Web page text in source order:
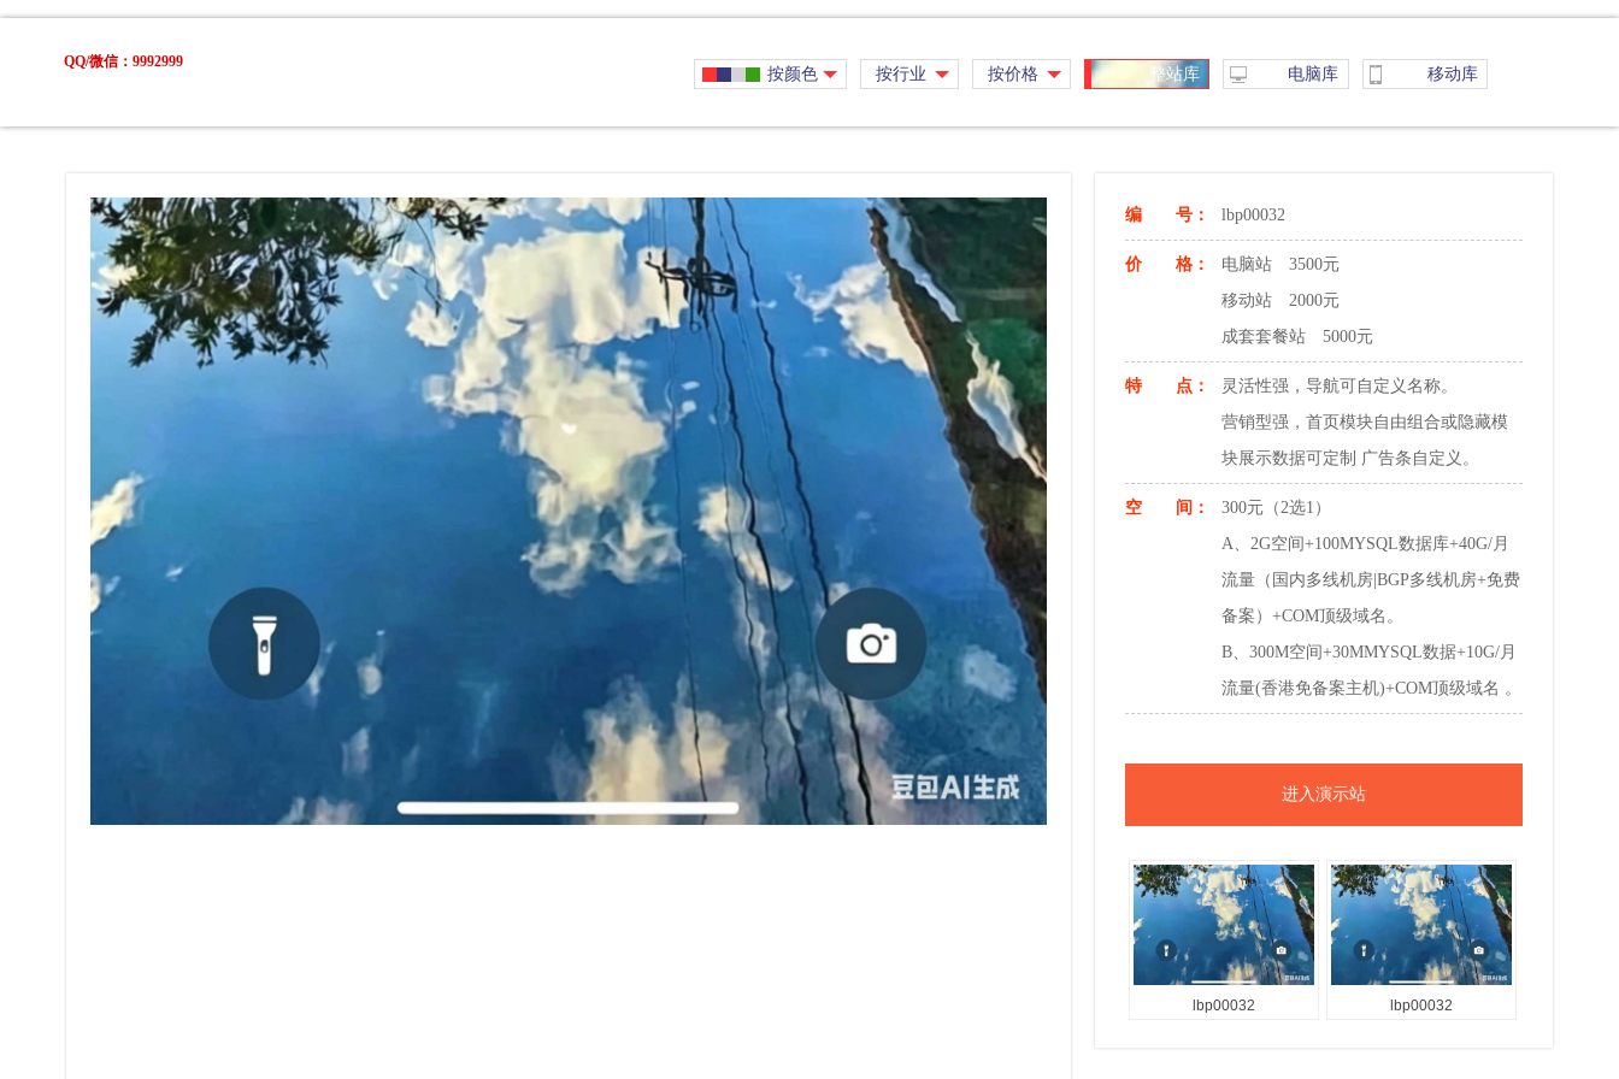
QQ/微信：9992999
按颜色 按行业 按价格 整站库 电脑库 移动库
编 号： lbp00032
价 格：
电脑站 3500元
移动站 2000元
成套套餐站 5000元
特 点：
灵活性强，导航可自定义名称。
营销型强，首页模块自由组合或隐藏模
块展示数据可定制 广告条自定义。
空 间：
300元（2选1）
A、2G空间+100MYSQL数据库+40G/月
流量（国内多线机房|BGP多线机房+免费
备案）+COM顶级域名。
B、300M空间+30MMYSQL数据+10G/月
流量(香港免备案主机)+COM顶级域名 。
进入演示站
lbp00032 lbp00032